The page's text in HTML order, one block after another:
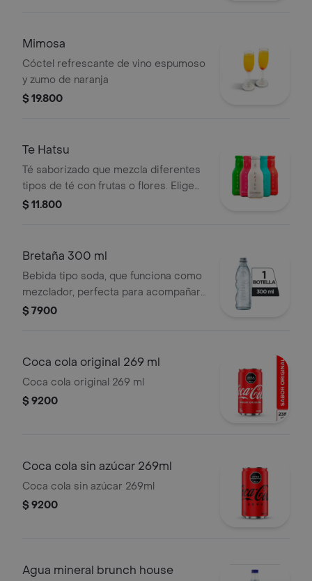
Mimosa
Cóctel refrescante de vino espumoso
y zumo de naranja
$ 19.800
Te Hatsu
Té saborizado que mezcla diferentes
tipos de té con frutas o flores. Elige
tus sabor preferido
$ 11.800
Bretaña 300 ml
Bebida tipo soda, que funciona como
mezclador, perfecta para acompañar
tus mejores momentos.
$ 7900
Coca cola original 269 ml
Coca cola original 269 ml
$ 9200
Coca cola sin azúcar 269ml
Coca cola sin azúcar 269ml
$ 9200
Agua mineral brunch house